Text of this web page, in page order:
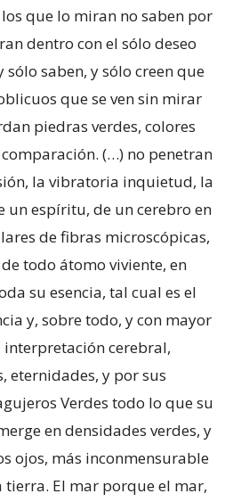
que lo miran no saben por
dentro con el sólo deseo
sólo saben, y sólo creen que
que se ven sin mirar
piedras verdes, colores
(…) no penetran
la vibratoria inquietud, la
un espíritu, de un cerebro en
de fibras microscópicas,
todo átomo viviente, en
su esencia, tal cual es el
y, sobre todo, y con mayor
interpretación cerebral,
eternidades, y por sus
Verdes todo lo que su
en densidades verdes, y
ojos, más inconmensurable
tierra. El mar porque el mar,